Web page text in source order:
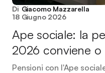
Di Giacomo Mazzarella
18 Giugno 2026
Ape sociale: la
2026 conviene o
Pensioni con l'Ape